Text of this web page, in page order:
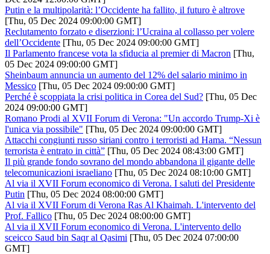
Putin e la multipolarità: l’Occidente ha fallito, il futuro è altrove
[Thu, 05 Dec 2024 09:00:00 GMT]
Reclutamento forzato e diserzioni: l’Ucraina al collasso per volere
dell’Occidente [Thu, 05 Dec 2024 09:00:00 GMT]
Il Parlamento francese vota la sfiducia al premier di Macron [Thu,
05 Dec 2024 09:00:00 GMT]
Sheinbaum annuncia un aumento del 12% del salario minimo in
Messico [Thu, 05 Dec 2024 09:00:00 GMT]
Perché è scoppiata la crisi politica in Corea del Sud? [Thu, 05 Dec
2024 09:00:00 GMT]
Romano Prodi al XVII Forum di Verona: "Un accordo Trump-Xi è
l'unica via possibile" [Thu, 05 Dec 2024 09:00:00 GMT]
Attacchi congiunti russo siriani contro i terroristi ad Hama. “Nessun
terrorista è entrato in città” [Thu, 05 Dec 2024 08:43:00 GMT]
Il più grande fondo sovrano del mondo abbandona il gigante delle
telecomunicazioni israeliano [Thu, 05 Dec 2024 08:10:00 GMT]
Al via il XVII Forum economico di Verona. I saluti del Presidente
Putin [Thu, 05 Dec 2024 08:00:00 GMT]
Al via il XVII Forum di Verona Ras Al Khaimah. L'intervento del
Prof. Fallico [Thu, 05 Dec 2024 08:00:00 GMT]
Al via il XVII Forum economico di Verona. L'intervento dello
sceicco Saud bin Saqr al Qasimi [Thu, 05 Dec 2024 07:00:00
GMT]